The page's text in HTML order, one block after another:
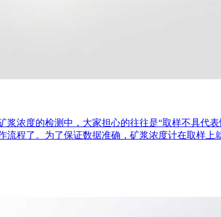
浓度的检测中，大家担心的往往是“取样不具代
程了。为了保证数据准确，矿浆浓度计在取样上